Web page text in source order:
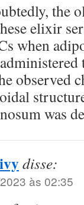
the
elixir
when
observed
was
disse:
às 02:35